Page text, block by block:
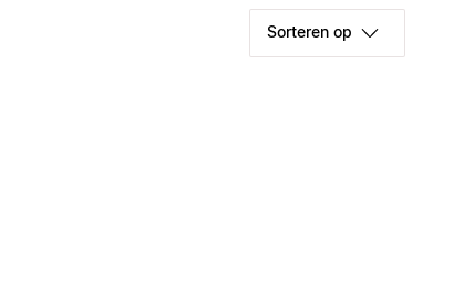
Sorteren op